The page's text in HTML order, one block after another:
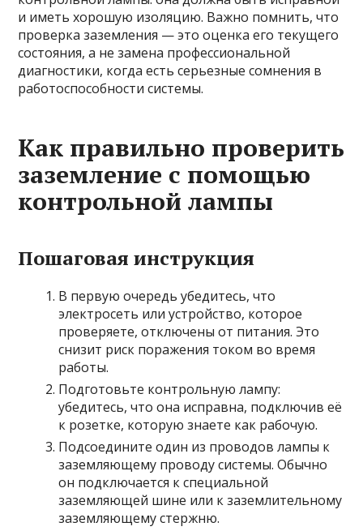
и иметь хорошую изоляцию. Важно помнить, что
проверка заземления — это оценка его текущего
состояния, а не замена профессиональной
диагностики, когда есть серьезные сомнения в
работоспособности системы.
Как правильно проверить
заземление с помощью
контрольной лампы
Пошаговая инструкция
В первую очередь убедитесь, что
электросеть или устройство, которое
проверяете, отключены от питания. Это
снизит риск поражения током во время
работы.
Подготовьте контрольную лампу:
убедитесь, что она исправна, подключив её
к розетке, которую знаете как рабочую.
Подсоедините один из проводов лампы к
заземляющему проводу системы. Обычно
он подключается к специальной
заземляющей шине или к заземлительному
заземляющему стержню.